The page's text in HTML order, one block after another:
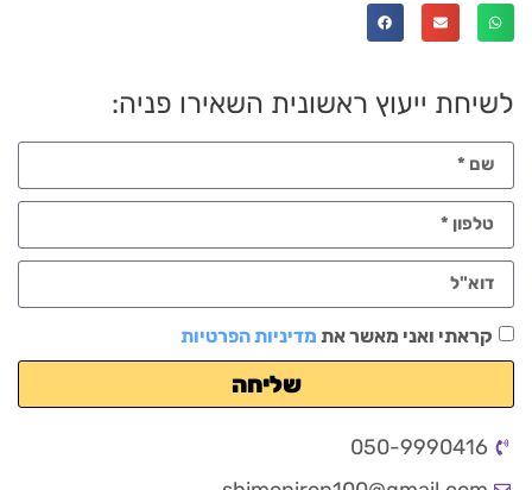
לשיחת ייעוץ ראשונית השאירו פניה:
קראתי ואני מאשר את מדיניות הפרטיות
שליחה
050-9990416